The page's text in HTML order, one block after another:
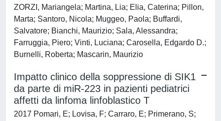
ZORZI, Mariangela; Martina, Lia; Elia, Caterina; Pillon,
Marta; Santoro, Nicola; Muggeo, Paola; Buffardi,
Salvatore; Bianchi, Maurizio; Sala, Alessandra;
Farruggia, Piero; Vinti, Luciana; Carosella, Edgardo D.;
Burnelli, Roberta; Mascarin, Maurizio
Impatto clinico della soppressione di SIK1
da parte di miR-223 in pazienti pediatrici
affetti da linfoma linfoblastico T
2017 Pomari, E; Lovisa, F; Carraro, E; Primerano, S;